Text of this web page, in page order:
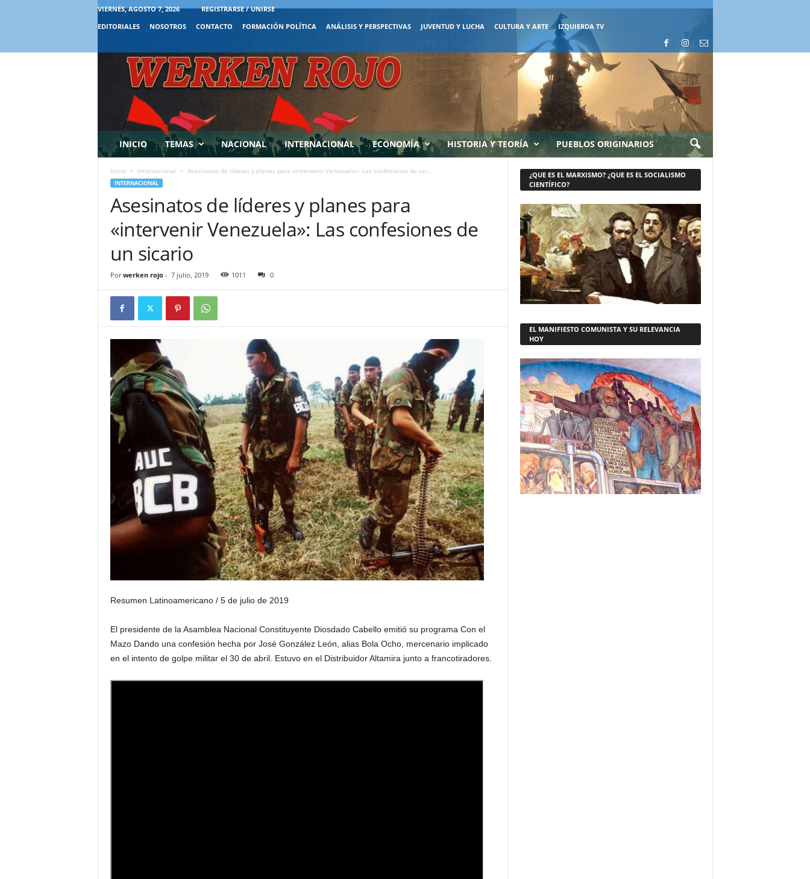
VIERNES, AGOSTO 7, 2026
REGISTRARSE / UNIRSE
EDITORIALES
NOSOTROS CONTACTO FORMACIÓN POLÍTICA ANÁLISIS Y PERSPECTIVAS JUVENTUD Y LUCHA CULTURA Y ARTE IZQUIERDA TV
INICIO TEMAS NACIONAL INTERNACIONAL ECONOMÍA HISTORIA Y TEORÍA PUEBLOS ORIGINARIOS
Inicio Internacional Asesinatos de líderes y planes para «intervenir Venezuela»: Las confesiones de un...
INTERNACIONAL
Asesinatos de líderes y planes para
«intervenir Venezuela»: Las confesiones de
un sicario
Por werken rojo- 7 julio, 2019 1011 0
Resumen Latinoamericano / 5 de julio de 2019
El presidente de la Asamblea Nacional Constituyente Diosdado Cabello emitió su programa Con el
Mazo Dando una confesión hecha por José González León, alias Bola Ocho, mercenario implicado
en el intento de golpe militar el 30 de abril. Estuvo en el Distribuidor Altamira junto a francotiradores.
¿QUE ES EL MARXISMO? ¿QUE ES EL SOCIALISMO
CIENTÍFICO?
EL MANIFIESTO COMUNISTA Y SU RELEVANCIA
HOY